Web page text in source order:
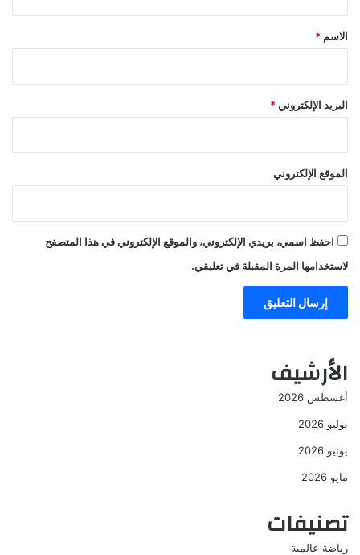
*
الاسم *
البريد الإلكتروني *
الموقع الإلكتروني
احفظ اسمي، بريدي الإلكتروني، والموقع الإلكتروني في هذا المتصفح
لاستخدامها المرة المقبلة في تعليقي.
الأرشيف
أغسطس 2026
يوليو 2026
يونيو 2026
مايو 2026
تصنيفات
رياضة عالمية